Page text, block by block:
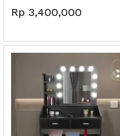
Rp 3,400,000